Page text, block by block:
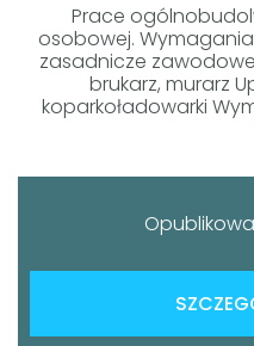
Prace
osobowej. Wymagania
zasadnicze
brukarz, murarz
koparkoładowarki